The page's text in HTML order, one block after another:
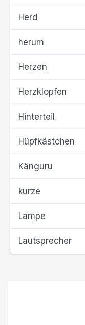
Herd
herum
Herzen
Herzklopfen
Hinterteil
Hüpfkästchen
Känguru
kurze
Lampe
Lautsprecher